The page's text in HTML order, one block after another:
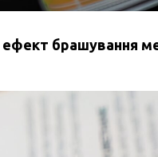
ефект брашування